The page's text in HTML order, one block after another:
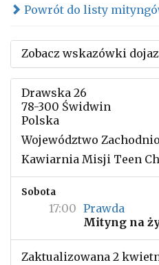
Powrót do listy
Zobacz wskazówki
Drawska 26
78-300 Świdwin
Polska
Województwo
Kawiarnia Misji Teen
Sobota
17:00 Prawda
Mityng na
Zaktualizowana 2